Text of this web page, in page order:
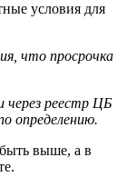
условия для
что просрочка
через реестр ЦБ
определению.
выше, а в